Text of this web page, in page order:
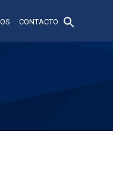
CONTACTO